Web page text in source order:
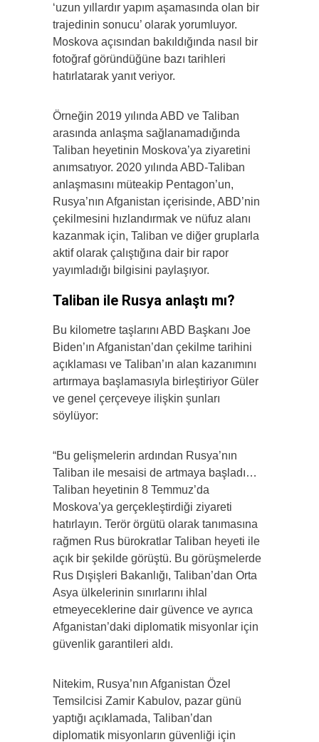
‘uzun yıllardır yapım aşamasında olan bir
trajedinin sonucu’ olarak yorumluyor.
Moskova açısından bakıldığında nasıl bir
fotoğraf göründüğüne bazı tarihleri
hatırlatarak yanıt veriyor.
Örneğin 2019 yılında ABD ve Taliban
arasında anlaşma sağlanamadığında
Taliban heyetinin Moskova’ya ziyaretini
anımsatıyor. 2020 yılında ABD-Taliban
anlaşmasını müteakip Pentagon’un,
Rusya’nın Afganistan içerisinde, ABD’nin
çekilmesini hızlandırmak ve nüfuz alanı
kazanmak için, Taliban ve diğer gruplarla
aktif olarak çalıştığına dair bir rapor
yayımladığı bilgisini paylaşıyor.
Taliban ile Rusya anlaştı mı?
Bu kilometre taşlarını ABD Başkanı Joe
Biden’ın Afganistan’dan çekilme tarihini
açıklaması ve Taliban’ın alan kazanımını
artırmaya başlamasıyla birleştiriyor Güler
ve genel çerçeveye ilişkin şunları
söylüyor:
“Bu gelişmelerin ardından Rusya’nın
Taliban ile mesaisi de artmaya başladı…
Taliban heyetinin 8 Temmuz’da
Moskova’ya gerçekleştirdiği ziyareti
hatırlayın. Terör örgütü olarak tanımasına
rağmen Rus bürokratlar Taliban heyeti ile
açık bir şekilde görüştü. Bu görüşmelerde
Rus Dışişleri Bakanlığı, Taliban’dan Orta
Asya ülkelerinin sınırlarını ihlal
etmeyeceklerine dair güvence ve ayrıca
Afganistan’daki diplomatik misyonlar için
güvenlik garantileri aldı.
Nitekim, Rusya’nın Afganistan Özel
Temsilcisi Zamir Kabulov, pazar günü
yaptığı açıklamada, Taliban’dan
diplomatik misyonların güvenliği için